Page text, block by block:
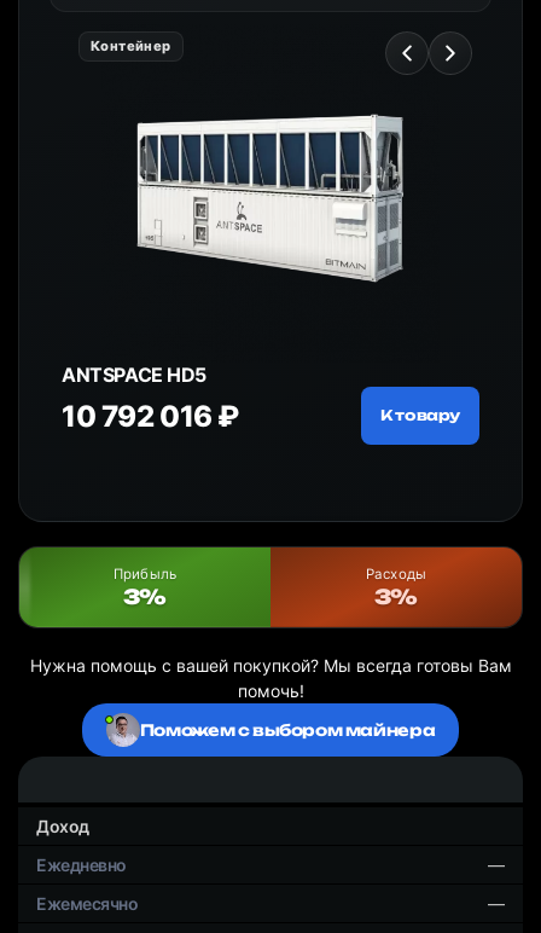
Контейнер
ANTSPACE HD5
10 792 016 ₽ К товару
Прибыль
3%
Расходы
3%
Нужна помощь с вашей покупкой? Мы всегда готовы Вам
помочь!
Поможем с выбором майнера
Доход
—
—